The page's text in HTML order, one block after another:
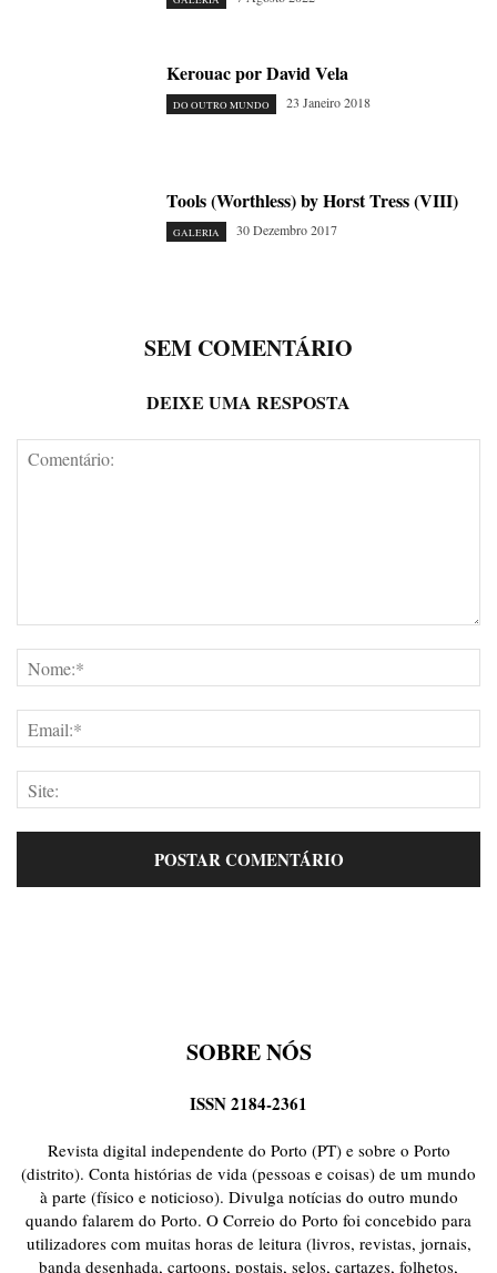
Kerouac por David Vela
DO OUTRO MUNDO 23 Janeiro 2018
Tools (Worthless) by Horst Tress (VIII)
GALERIA 30 Dezembro 2017
SEM COMENTÁRIO
DEIXE UMA RESPOSTA
SOBRE NÓS
ISSN 2184-2361
Revista digital independente do Porto (PT) e sobre o Porto
(distrito). Conta histórias de vida (pessoas e coisas) de um mundo
à parte (físico e noticioso). Divulga notícias do outro mundo
quando falarem do Porto. O Correio do Porto foi concebido para
utilizadores com muitas horas de leitura (livros, revistas, jornais,
banda desenhada, cartoons, postais, selos, cartazes, folhetos,